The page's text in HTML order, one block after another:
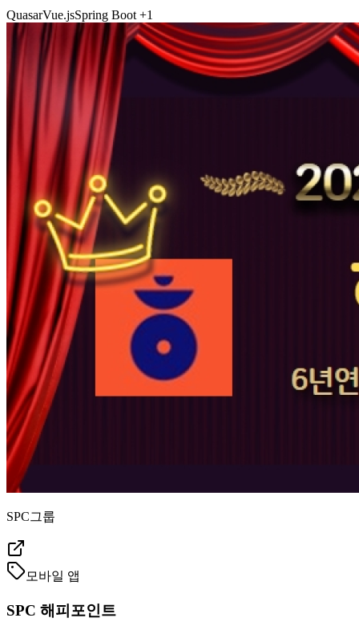
QuasarVue.jsSpring Boot +1
SPC그룹
모바일 앱
SPC 해피포인트